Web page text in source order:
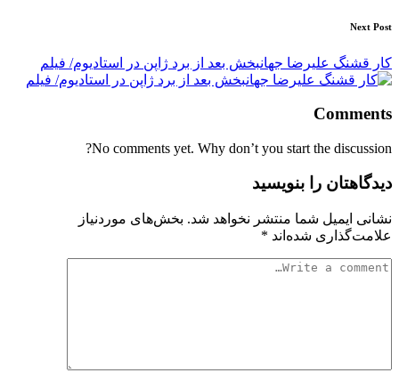
Next Post
کار قشنگ علیرضا جهانبخش بعد از برد ژاپن در استادیوم/ فیلم
Comments
No comments yet. Why don’t you start the discussion?
دیدگاهتان را بنویسید
نشانی ایمیل شما منتشر نخواهد شد. بخش‌های موردنیاز
علامت‌گذاری شده‌اند *